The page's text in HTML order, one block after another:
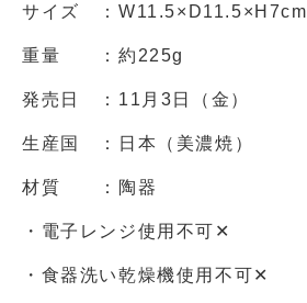
サイズ ：W11.5×D11.5×H7cm
重量 ：約225g
発売日 ：11月3日（金）
生産国 ：日本（美濃焼）
材質 ：陶器
・電子レンジ使用不可✕
・食器洗い乾燥機使用不可✕